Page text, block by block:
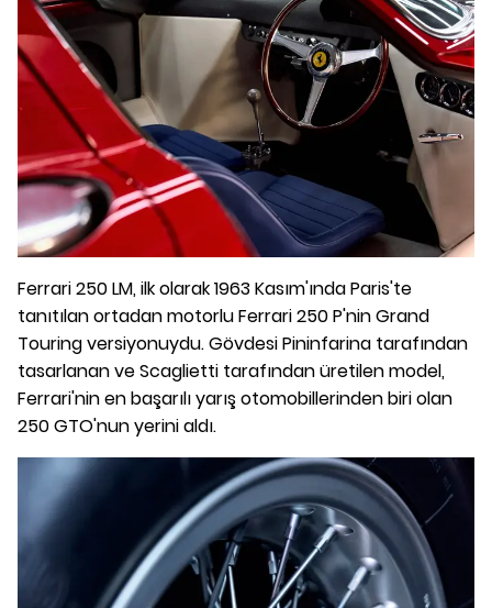
Ferrari 250 LM, ilk olarak 1963 Kasım'ında Paris'te
tanıtılan ortadan motorlu Ferrari 250 P'nin Grand
Touring versiyonuydu. Gövdesi Pininfarina tarafından
tasarlanan ve Scaglietti tarafından üretilen model,
Ferrari'nin en başarılı yarış otomobillerinden biri olan
250 GTO'nun yerini aldı.